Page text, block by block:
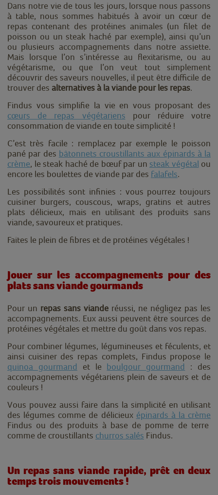
Dans notre vie de tous les jours, lorsque nous passons
à table, nous sommes habitués à avoir un cœur de
repas contenant des protéines animales (un filet de
poisson ou un steak haché par exemple), ainsi qu’un
ou plusieurs accompagnements dans notre assiette.
Mais lorsque l’on s’intéresse au flexitarisme, ou au
végétarisme, ou que l’on veut tout simplement
découvrir des saveurs nouvelles, il peut être difficile de
trouver des alternatives à la viande pour les repas.
Findus vous simplifie la vie en vous proposant des
cœurs de repas végétariens pour réduire votre
consommation de viande en toute simplicité !
C’est très facile : remplacez par exemple le poisson
pané par des bâtonnets croustillants aux épinards à la
crème, le steak haché de bœuf par un steak végétal ou
encore les boulettes de viande par des falafels.
Les possibilités sont infinies : vous pourrez toujours
cuisiner burgers, couscous, wraps, gratins et autres
plats délicieux, mais en utilisant des produits sans
viande, savoureux et pratiques.
Faites le plein de fibres et de protéines végétales !
Jouer sur les accompagnements pour des
plats sans viande gourmands
Pour un repas sans viande réussi, ne négligez pas les
accompagnements. Eux aussi peuvent être sources de
protéines végétales et mettre du goût dans vos repas.
Pour combiner légumes, légumineuses et féculents, et
ainsi cuisiner des repas complets, Findus propose le
quinoa gourmand et le boulgour gourmand : des
accompagnements végétariens plein de saveurs et de
couleurs !
Vous pouvez aussi faire dans la simplicité en utilisant
des légumes comme de délicieux épinards à la crème
Findus ou des produits à base de pomme de terre
comme de croustillants churros salés Findus.
Un repas sans viande rapide, prêt en deux
temps trois mouvements !